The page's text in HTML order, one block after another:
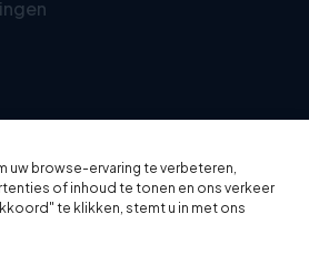
uw browse-ervaring te verbeteren,
of inhoud te tonen en ons verkeer
te klikken, stemt u in met ons
van transport en